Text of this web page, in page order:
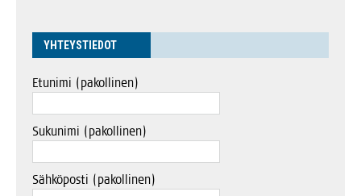
YHTEYS­TIE­DOT
Etu­ni­mi (pakol­li­nen)
Suku­ni­mi (pakol­li­nen)
Säh­kö­pos­ti (pakol­li­nen)